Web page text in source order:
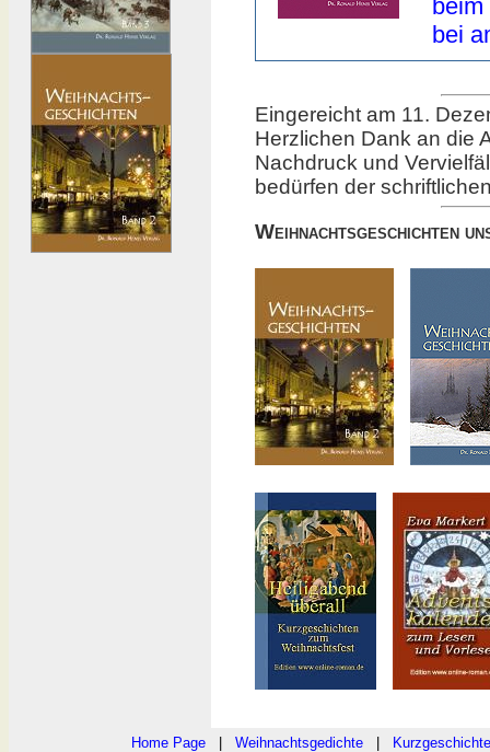
bei
Eingereicht am 11.
Herzlichen Dank an die
Nachdruck und
bedürfen der
Weihnachtsgeschichten
Home Page| Weihnachtsgedichte|